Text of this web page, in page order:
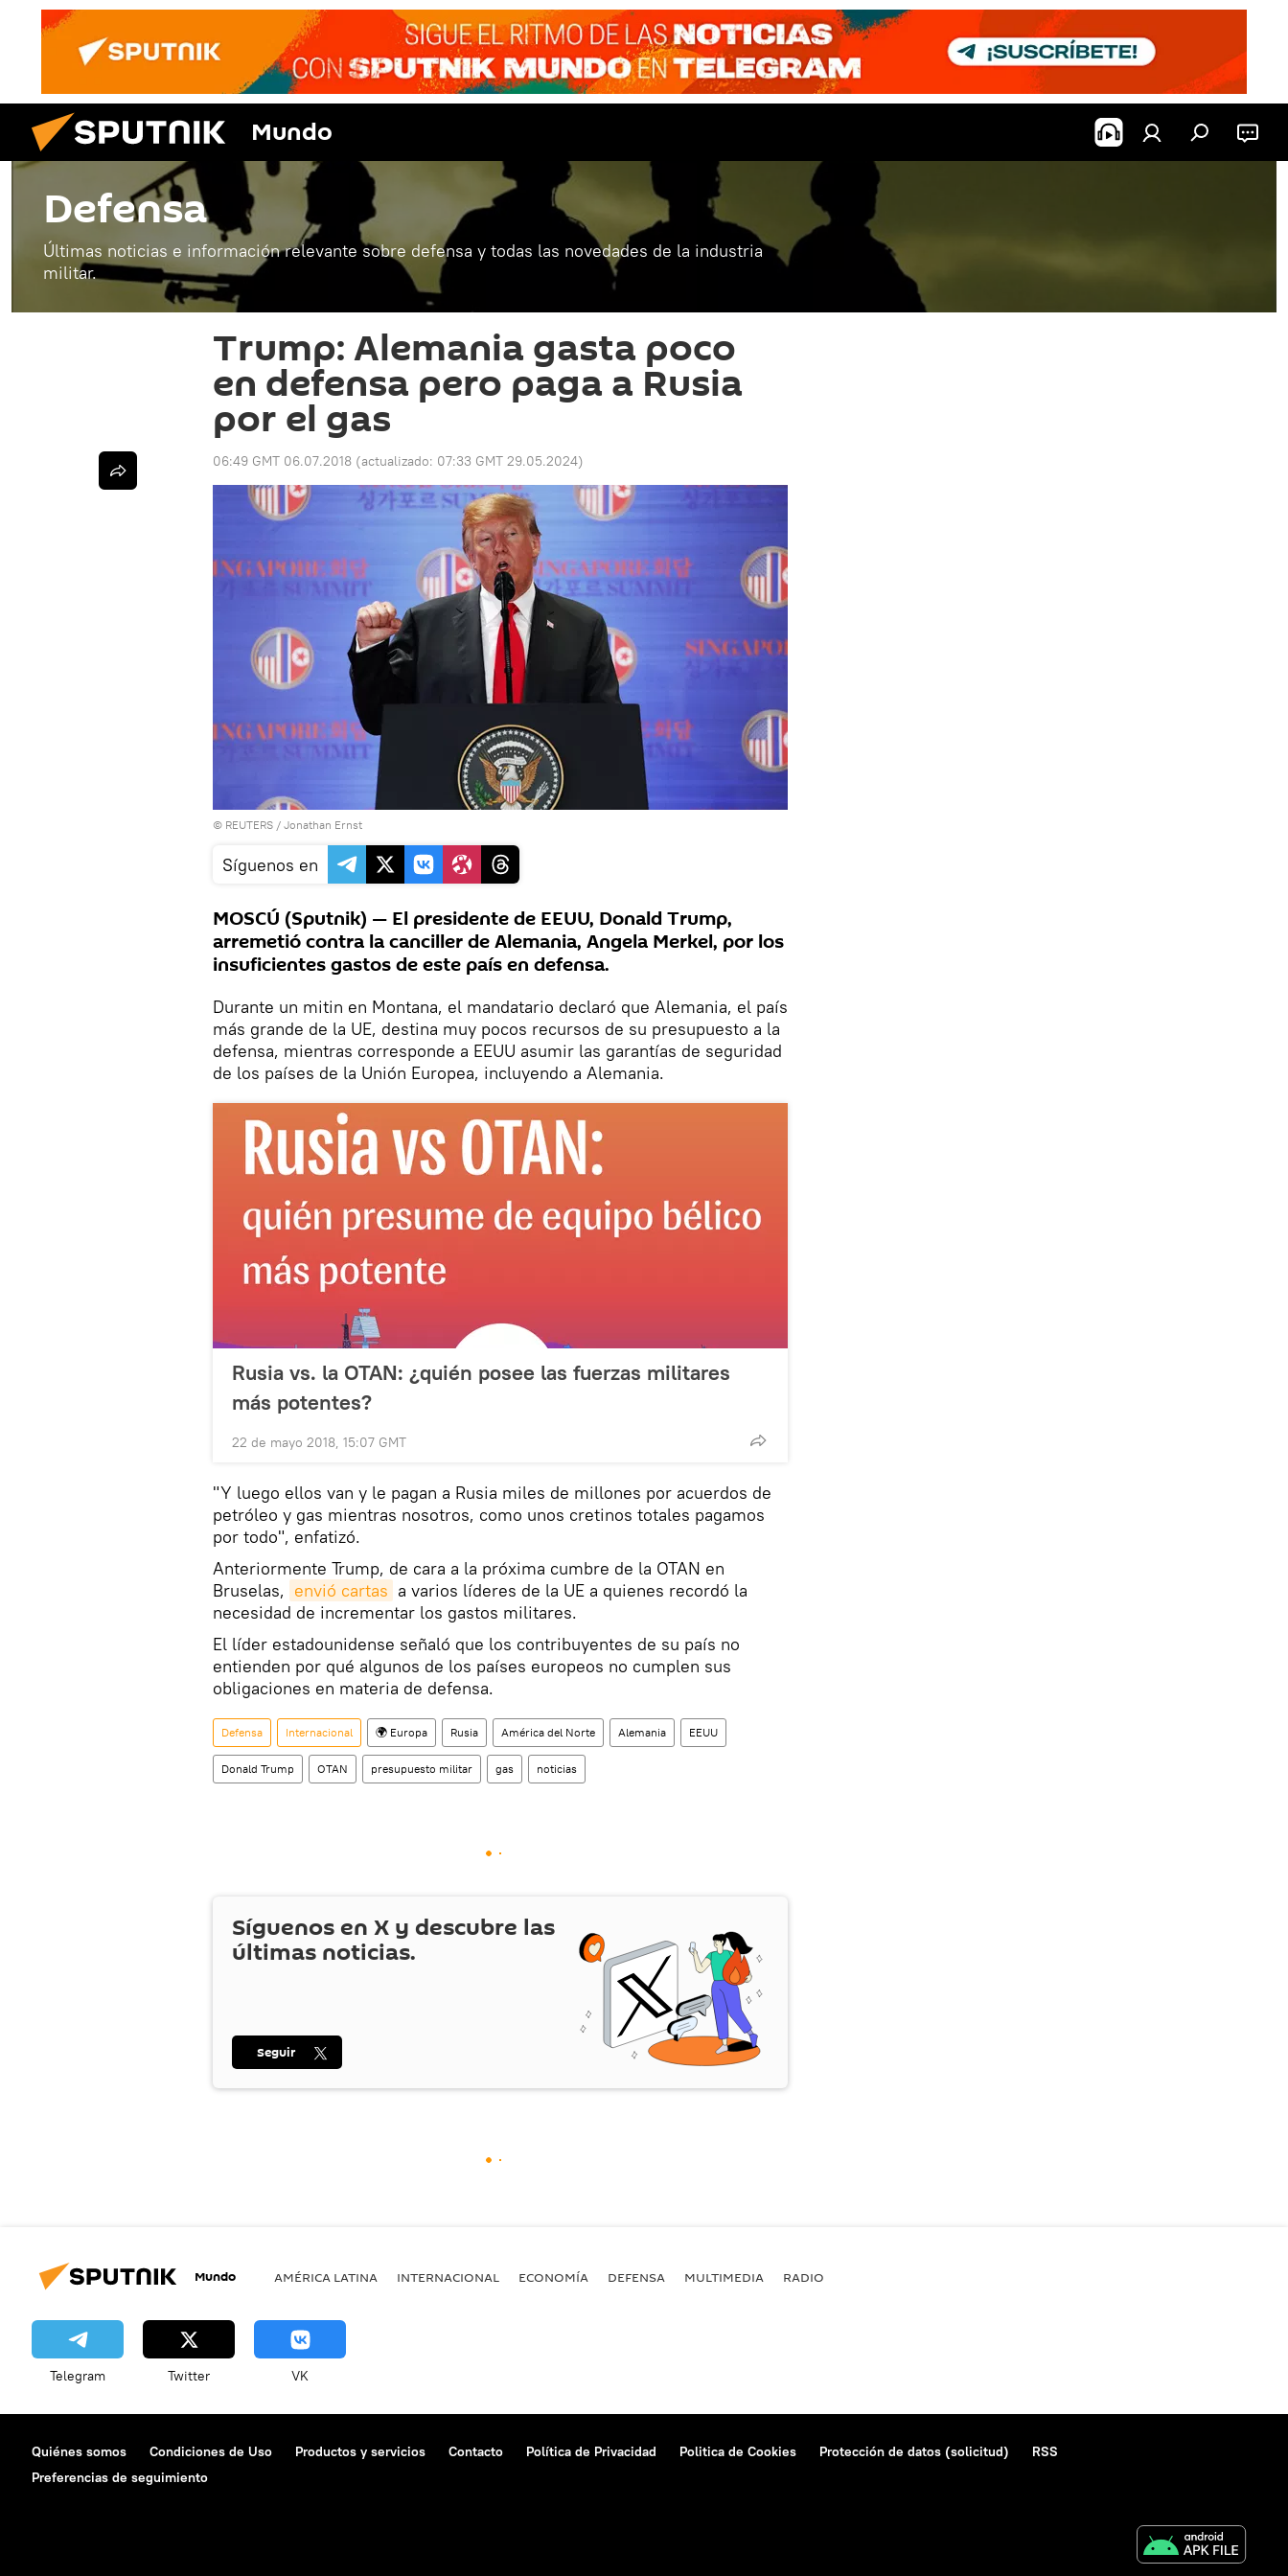
Mundo
Defensa
Últimas noticias e información relevante sobre defensa y todas las novedades de la industria
militar.
Trump: Alemania gasta poco
en defensa pero paga a Rusia
por el gas
06:49 GMT 06.07.2018 (actualizado: 07:33 GMT 29.05.2024)
© REUTERS / Jonathan Ernst
Síguenos en
MOSCÚ (Sputnik) — El presidente de EEUU, Donald Trump,
arremetió contra la canciller de Alemania, Angela Merkel, por los
insuficientes gastos de este país en defensa.
Durante un mitin en Montana, el mandatario declaró que Alemania, el país
más grande de la UE, destina muy pocos recursos de su presupuesto a la
defensa, mientras corresponde a EEUU asumir las garantías de seguridad
de los países de la Unión Europea, incluyendo a Alemania.
Rusia vs. la OTAN: ¿quién posee las fuerzas militares
más potentes?
22 de mayo 2018, 15:07 GMT
"Y luego ellos van y le pagan a Rusia miles de millones por acuerdos de
petróleo y gas mientras nosotros, como unos cretinos totales pagamos
por todo", enfatizó.
Anteriormente Trump, de cara a la próxima cumbre de la OTAN en
Bruselas, envió cartas a varios líderes de la UE a quienes recordó la
necesidad de incrementar los gastos militares.
El líder estadounidense señaló que los contribuyentes de su país no
entienden por qué algunos de los países europeos no cumplen sus
obligaciones en materia de defensa.
Defensa Internacional 🌍 Europa Rusia América del Norte Alemania EEUU
Donald Trump OTAN presupuesto militar gas noticias
Síguenos en X y descubre las
últimas noticias.
Seguir
Mundo AMÉRICA LATINA INTERNACIONAL ECONOMÍA DEFENSA MULTIMEDIA RADIO
Telegram Twitter VK
Quiénes somos Condiciones de Uso Productos y servicios Contacto Política de Privacidad Politica de Cookies Protección de datos (solicitud)
RSS
Preferencias de seguimiento